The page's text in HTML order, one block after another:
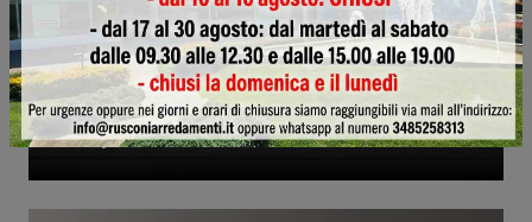
Duepuntozero A